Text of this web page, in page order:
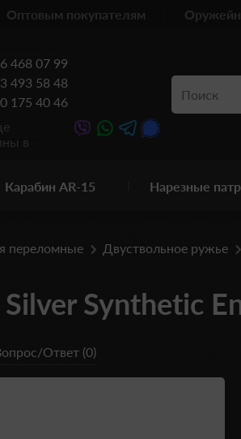
Оптовым покупателям
468 07 99
493 58 48
175 40 46
в
Карабин AR-15 Нарезные
переломные Двуствольное ружье
Synthetic
Ответ (0)